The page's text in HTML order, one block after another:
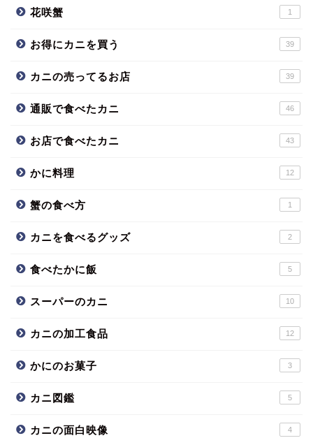
花咲蟹 1
お得にカニを買う 39
カニの売ってるお店 39
通販で食べたカニ 46
お店で食べたカニ 43
かに料理 12
蟹の食べ方 1
カニを食べるグッズ 2
食べたかに飯 5
スーパーのカニ 10
カニの加工食品 12
かにのお菓子 3
カニ図鑑 5
カニの面白映像 4